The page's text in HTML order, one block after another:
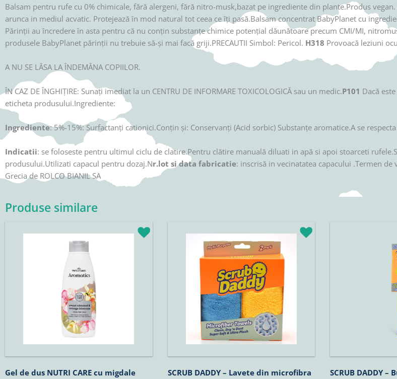
Balsam pentru rufe cu 0% chimicale, fără alergeni, fără nitro-musk,bazat pe ingrediente din plante.Produs
arunca in mediul acvatic. Protejează în mod natural tot ceea ce îți pasă.Balsam concentrat BabyPlanet cu
Părinții au încredere în asta pentru că nu conțin substanțe chimice potențial dăunătoare precum CMI/MI,
produsele BabyPlanet părinții nu trebuie să-și mai facă griji.PRECAUTII Simbol: Pericol. H318 Provoacă leziuni
A NU SE LĂSA LA ÎNDEMÂNA COPIILOR.
ÎN CAZ DE ÎNGHIŢIRE: Sunaţi imediat la un CENTRU DE INFORMARE TOXICOLOGICĂ sau un medic.P101 Dacă
eticheta produsului.Ingrediente:
Ingrediente: 5%-15%: Surfactanți cationici.Conțin și: Conservanți (Acid sorbic) Substanțe aromatice.A se
Indicatii: se foloseste pentru ultimul ciclu de clatire.Pentru clătire manuală diluati in apă si apoi stoarceti
produsului.Utilizati capacul pentru dozaj.Nr.lot si data fabricatie: inscrisă in vecinatatea capacului .Termen de
Grecia de ROLCO BIANIL SA
Produse similare
Gel de dus NUTRI CARE cu migdale
inițial
curent
este:
18,28lei.
SCRUB DADDY – Lavete din microfibra
inițial
fost:
38,90lei.
curent
este:
33,07lei.
SCRUB DADDY –